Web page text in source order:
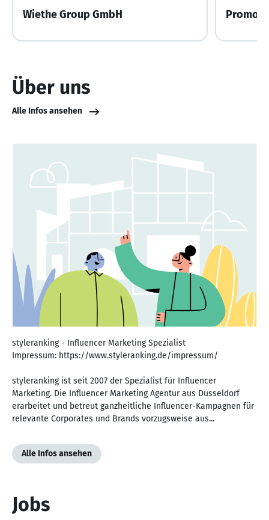
Wiethe Group GmbH
Über uns
Alle Infos ansehen
styleranking - Influencer Marketing Spezialist
Impressum: https://www.styleranking.de/impressum/
styleranking ist seit 2007 der Spezialist für Influencer
Marketing. Die Influencer Marketing Agentur aus Düsseldorf
erarbeitet und betreut ganzheitliche Influencer-Kampagnen für
relevante Corporates und Brands vorzugsweise aus...
Alle Infos ansehen
Jobs